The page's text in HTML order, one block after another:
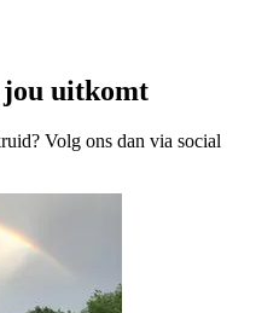
jou uitkomt
Volg ons dan via social